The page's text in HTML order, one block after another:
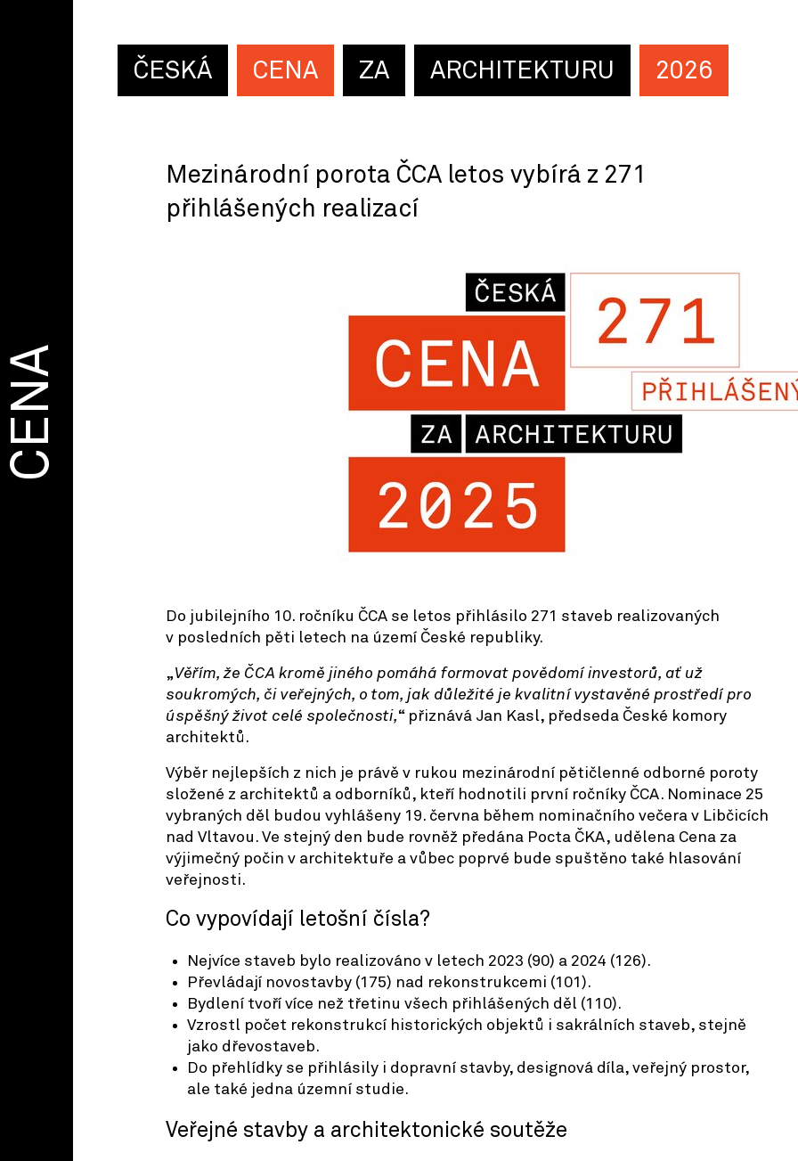
ČESKÁ CENA ZA ARCHITEKTURU 2026
Mezinárodní porota ČCA letos vybírá z 271
přihlášených realizací
Do jubilejního 10. ročníku ČCA se letos přihlásilo 271 staveb realizovaných
v posledních pěti letech na území České republiky.
„Věřím, že ČCA kromě jiného pomáhá formovat povědomí investorů, ať už
soukromých, či veřejných, o tom, jak důležité je kvalitní vystavěné prostředí pro
úspěšný život celé společnosti,“ přiznává Jan Kasl, předseda České komory
architektů.
Výběr nejlepších z nich je právě v rukou mezinárodní pětičlenné odborné poroty
složené z architektů a odborníků, kteří hodnotili první ročníky ČCA. Nominace 25
vybraných děl budou vyhlášeny 19. června během nominačního večera v Libčicích
nad Vltavou. Ve stejný den bude rovněž předána Pocta ČKA, udělena Cena za
výjimečný počin v architektuře a vůbec poprvé bude spuštěno také hlasování
veřejnosti.
Co vypovídají letošní čísla?
Nejvíce staveb bylo realizováno v letech 2023 (90) a 2024 (126).
Převládají novostavby (175) nad rekonstrukcemi (101).
Bydlení tvoří více než třetinu všech přihlášených děl (110).
Vzrostl počet rekonstrukcí historických objektů i sakrálních staveb, stejně
jako dřevostaveb.
Do přehlídky se přihlásily i dopravní stavby, designová díla, veřejný prostor,
ale také jedna územní studie.
Veřejné stavby a architektonické soutěže
CENA